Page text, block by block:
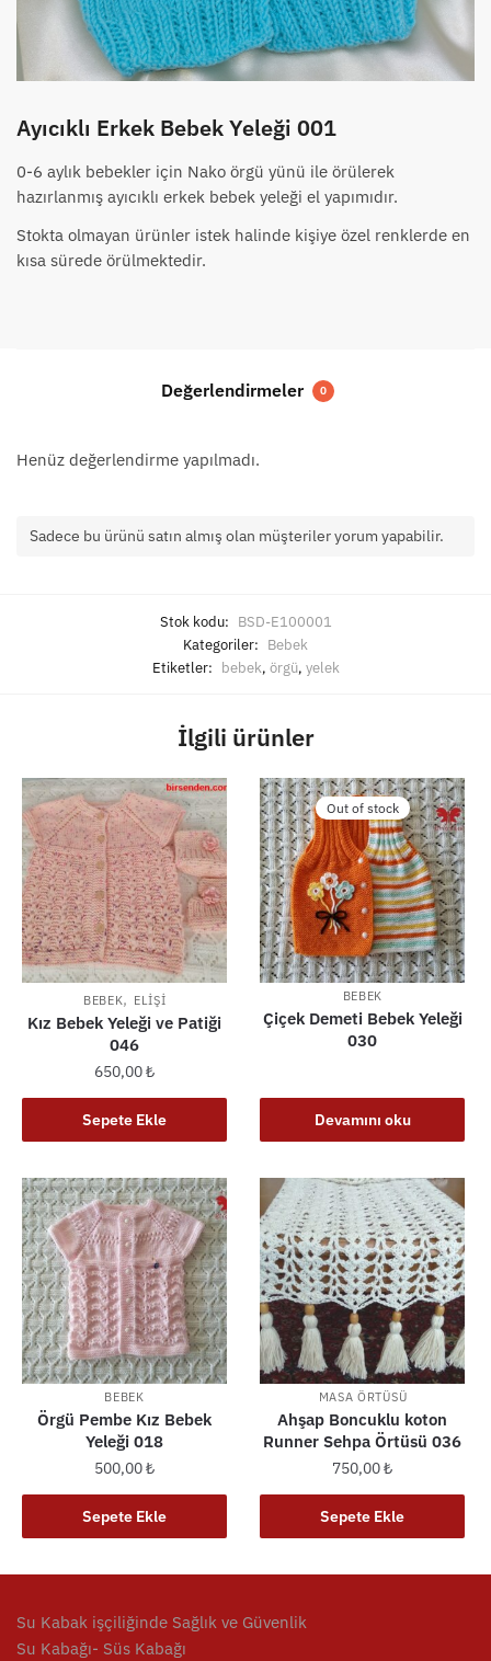
Ayıcıklı Erkek Bebek Yeleği 001
0-6 aylık bebekler için Nako örgü yünü ile örülerek
hazırlanmış ayıcıklı erkek bebek yeleği el yapımıdır.
Stokta olmayan ürünler istek halinde kişiye özel renklerde en
kısa sürede örülmektedir.
Değerlendirmeler 0
Henüz değerlendirme yapılmadı.
Sadece bu ürünü satın almış olan müşteriler yorum yapabilir.
Stok kodu: BSD-E100001
Kategoriler: Bebek
Etiketler: bebek, örgü, yelek
İlgili ürünler
BEBEK, ELIŞI
Kız Bebek Yeleği ve Patiği
046
650,00₺
Sepete Ekle
Out of stock
BEBEK
Çiçek Demeti Bebek Yeleği
030
Devamını oku
BEBEK
Örgü Pembe Kız Bebek
Yeleği 018
500,00₺
Sepete Ekle
MASA ÖRTÜSÜ
Ahşap Boncuklu koton
Runner Sehpa Örtüsü 036
750,00₺
Sepete Ekle
Su Kabak işçiliğinde Sağlık ve Güvenlik
Su Kabağı- Süs Kabağı